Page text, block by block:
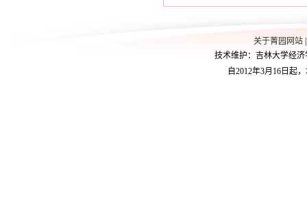
关于菁园网站
技术维护：吉林大学经济
自2012年3月16日起